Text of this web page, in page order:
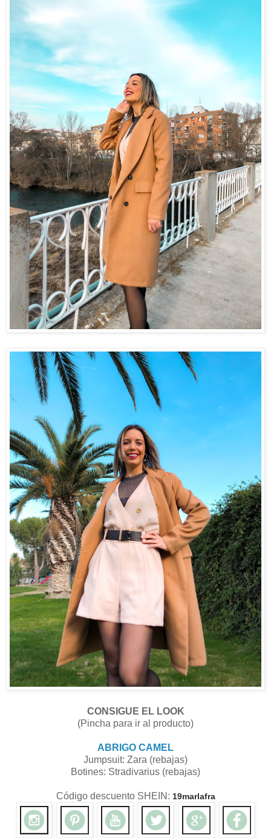
CONSIGUE EL LOOK
(Pincha para ir al producto)
ABRIGO CAMEL
Jumpsuit: Zara (rebajas)
Botines: Stradivarius (rebajas)
Código descuento SHEIN: 19marlafra